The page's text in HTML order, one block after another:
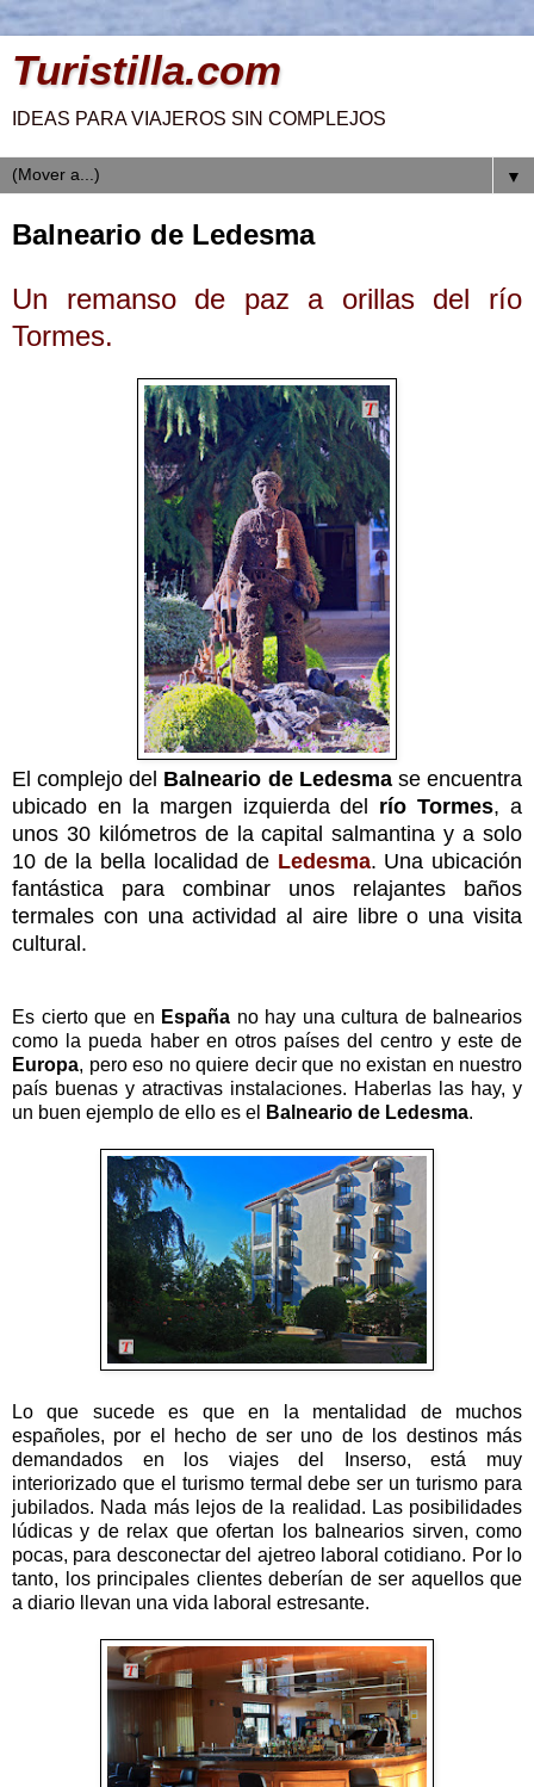
Turistilla.com
IDEAS PARA VIAJEROS SIN COMPLEJOS
▼
Balneario de Ledesma
Un remanso de paz a orillas del río
Tormes.
El complejo del Balneario de Ledesmase encuentra
ubicado en la margen izquierda del río Tormes, a
unos 30 kilómetros de la capital salmantina y a solo
10 de la bella localidad de Ledesma. Una ubicación
fantástica para combinar unos relajantes baños
termales con una actividad al aire libre o una visita
cultural.
Es cierto que en España no hay una cultura de balnearios
como la pueda haber en otros países del centro y este de
Europa, pero eso no quiere decir que no existan en nuestro
país buenas y atractivas instalaciones. Haberlas las hay, y
un buen ejemplo de ello es el
Balneario de Ledesma.
Lo que sucede es que en la mentalidad de muchos
españoles, por el hecho de ser uno de los destinos más
demandados en los viajes del Inserso, está muy
interiorizado que el turismo termal debe ser un turismo para
jubilados. Nada más lejos de la realidad. Las posibilidades
lúdicas y de relax que ofertan los balnearios sirven, como
pocas, para desconectar del ajetreo laboral cotidiano. Por lo
tanto, los principales clientes deberían de ser aquellos que
a diario llevan una vida laboral estresante.